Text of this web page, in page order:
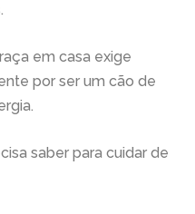
em casa exige
por ser um cão de
saber para cuidar de